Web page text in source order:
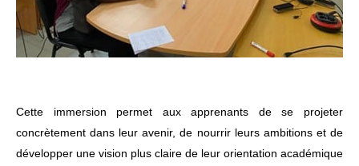
Cette immersion permet aux apprenants de se projeter
concrètement dans leur avenir, de nourrir leurs ambitions et de
développer une vision plus claire de leur orientation académique